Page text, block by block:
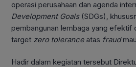
operasi perusahaan dan agenda
Development Goals(SDGs),
pembangunan lembaga yang efektif
target zero toleranceatas fraud
Hadir dalam kegiatan tersebut